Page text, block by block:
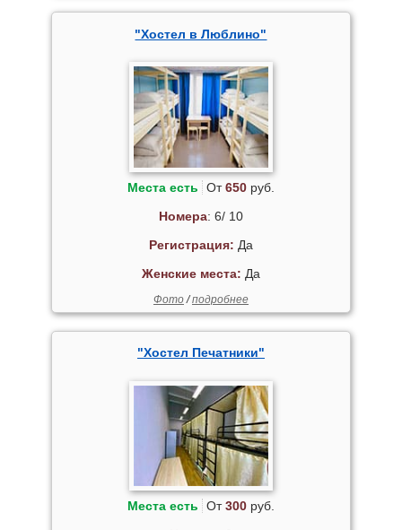
"Хостел в Люблино"
Места есть От650руб.
Номера: 6/ 10
Регистрация: Да
Женские места: Да
Фото/подробнее
"Хостел Печатники"
Места есть От300руб.